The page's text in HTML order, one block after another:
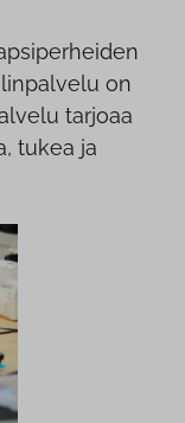
on
tarjoaa
tukea ja